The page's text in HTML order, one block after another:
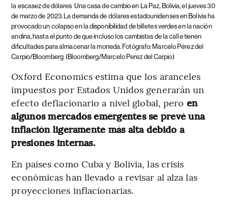
la escasez de dólares Una casa de cambio en La Paz, Bolivia, el jueves 30
de marzo de 2023. La demanda de dólares estadounidenses en Bolivia ha
provocado un colapso en la disponibilidad de billetes verdes en la nación
andina, hasta el punto de que incluso los cambistas de la calle tienen
dificultades para almacenar la moneda. Fotógrafo: Marcelo Pérez del
Carpio/Bloomberg (Bloomberg/Marcelo Perez del Carpio)
Oxford Economics estima que los aranceles
impuestos por Estados Unidos generarán un
efecto deflacionario a nivel global, pero en
algunos mercados emergentes se prevé una
inflación ligeramente más alta debido a
presiones internas.
En países como Cuba y Bolivia, las crisis
económicas han llevado a revisar al alza las
proyecciones inflacionarias.